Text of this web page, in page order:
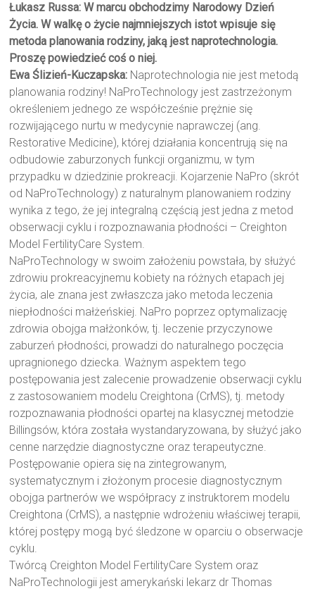
Łukasz Russa: W marcu obchodzimy Narodowy Dzień
Życia. W walkę o życie najmniejszych istot wpisuje się
metoda planowania rodziny, jaką jest naprotechnologia.
Proszę powiedzieć coś o niej.
Ewa Ślizień-Kuczapska: Naprotechnologia nie jest metodą
planowania rodziny! NaProTechnology jest zastrzeżonym
określeniem jednego ze współcześnie prężnie się
rozwijającego nurtu w medycynie naprawczej (ang.
Restorative Medicine), której działania koncentrują się na
odbudowie zaburzonych funkcji organizmu, w tym
przypadku w dziedzinie prokreacji. Kojarzenie NaPro (skrót
od NaProTechnology) z naturalnym planowaniem rodziny
wynika z tego, że jej integralną częścią jest jedna z metod
obserwacji cyklu i rozpoznawania płodności – Creighton
Model FertilityCare System.
NaProTechnology w swoim założeniu powstała, by służyć
zdrowiu prokreacyjnemu kobiety na różnych etapach jej
życia, ale znana jest zwłaszcza jako metoda leczenia
niepłodności małżeńskiej. NaPro poprzez optymalizację
zdrowia obojga małżonków, tj. leczenie przyczynowe
zaburzeń płodności, prowadzi do naturalnego poczęcia
upragnionego dziecka. Ważnym aspektem tego
postępowania jest zalecenie prowadzenie obserwacji cyklu
z zastosowaniem modelu Creightona (CrMS), tj. metody
rozpoznawania płodności opartej na klasycznej metodzie
Billingsów, która została wystandaryzowana, by służyć jako
cenne narzędzie diagnostyczne oraz terapeutyczne.
Postępowanie opiera się na zintegrowanym,
systematycznym i złożonym procesie diagnostycznym
obojga partnerów we współpracy z instruktorem modelu
Creightona (CrMS), a następnie wdrożeniu właściwej terapii,
której postępy mogą być śledzone w oparciu o obserwacje
cyklu.
Twórcą Creighton Model FertilityCare System oraz
NaProTechnologii jest amerykański lekarz dr Thomas